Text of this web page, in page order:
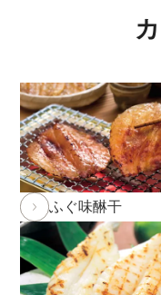
の返信は4月25日（
させていただきます
また、商品のお届け
ご了承ください。
2026年2月27日
2026年2月5日 和田
開催！2/7(土)～11(
ふぐ味醂干